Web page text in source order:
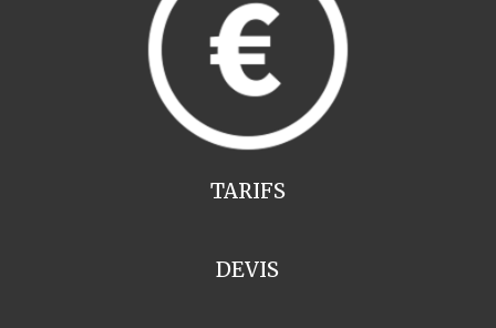
TARIFS
DEVIS